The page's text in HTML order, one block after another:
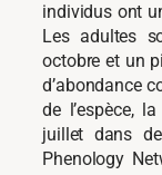
individus ont
Les adultes
octobre et un
d’abondance
de l’espèce,
juillet dans
Phenology